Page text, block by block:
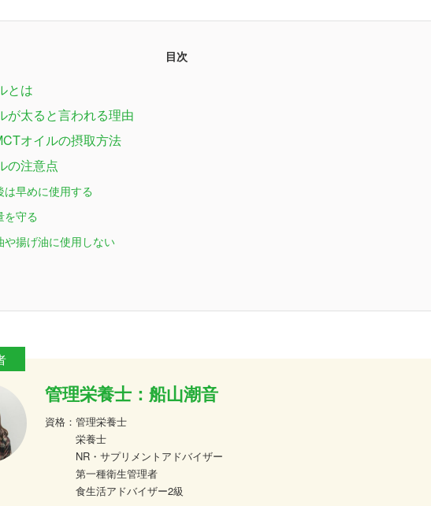
目次
とは
が太ると言われる理由
オイルの摂取方法
の注意点
早めに使用する
守る
揚げ油に使用しない
管理栄養士：船山潮音
資格： 管理栄養士
栄養士
NR・サプリメントアドバイザー
第一種衛生管理者
食生活アドバイザー2級